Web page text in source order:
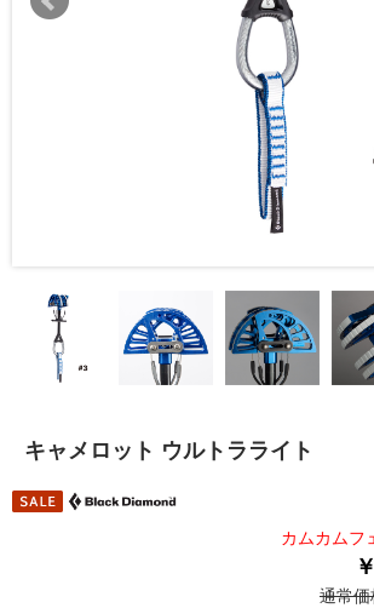
キャメロット ウルトラライト
カムカムフ
通常